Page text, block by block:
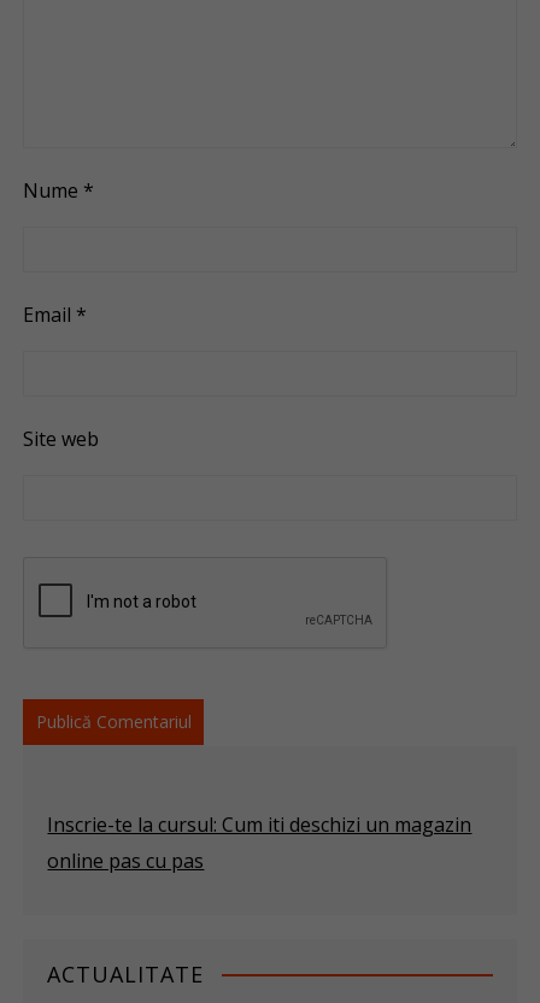
Nume *
Email *
Site web
Inscrie-te la cursul: Cum iti deschizi un magazin
online pas cu pas
ACTUALITATE